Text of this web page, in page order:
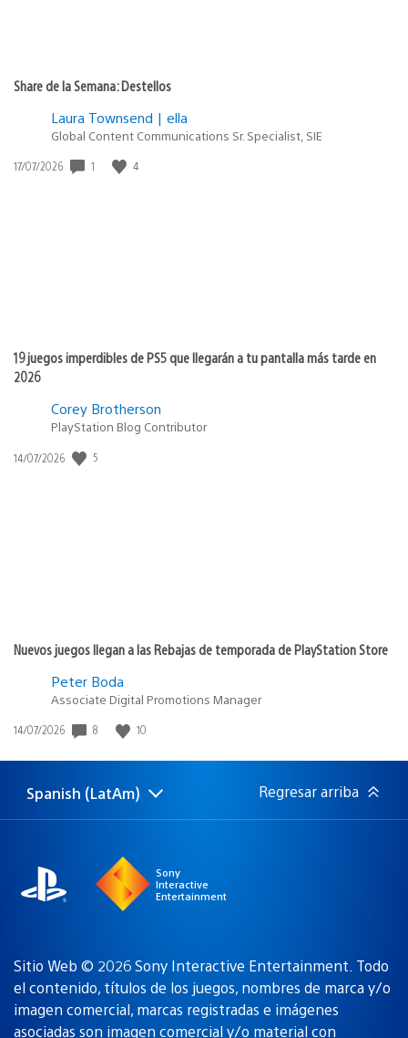
Share de la Semana: Destellos
Laura Townsend | ella
Global Content Communications Sr. Specialist, SIE
Fecha
17/07/2026 1 4
19 juegos imperdibles de PS5 que llegarán a tu pantalla más tarde en
2026
Corey Brotherson
PlayStation Blog Contributor
Fecha
14/07/2026 5
Nuevos juegos llegan a las Rebajas de temporada de PlayStation Store
Peter Boda
Associate Digital Promotions Manager
Fecha
publicación:
14/07/2026 8 10
Elige
una
Región
actual:
Spanish (LatAm) Regresar arriba
Sony
Interactive
Entertainment
Sitio Web © 2026 Sony Interactive Entertainment. Todo
el contenido, títulos de los juegos, nombres de marca y/o
imagen comercial, marcas registradas e imágenes
asociadas son imagen comercial y/o material con